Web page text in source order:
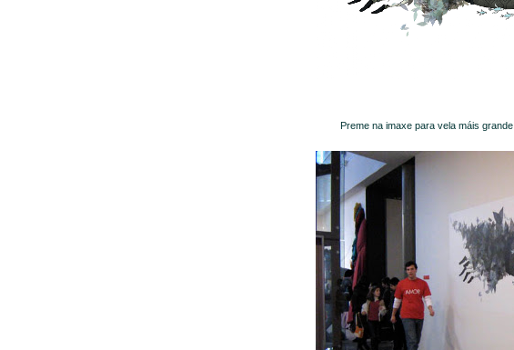
Preme na imaxe para vela máis grande.